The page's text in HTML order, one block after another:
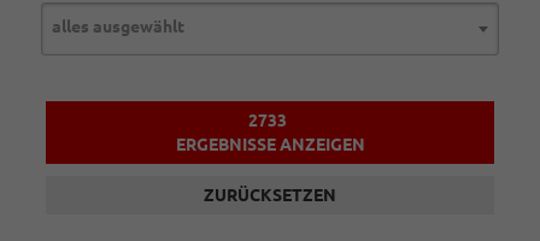
alles ausgewählt
2733
ERGEBNISSE ANZEIGEN
ZURÜCKSETZEN